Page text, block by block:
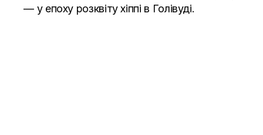
— у епоху розквіту хіппі в Голівуді.